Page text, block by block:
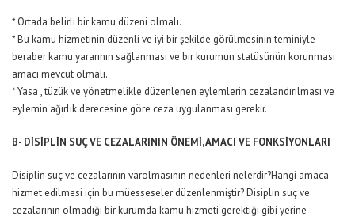
* Ortada belirli bir kamu düzeni olmalı.
* Bu kamu hizmetinin düzenli ve iyi bir şekilde görülmesinin teminiyle
beraber kamu yararının sağlanması ve bir kurumun statüsünün korunması
amacı mevcut olmalı.
* Yasa , tüzük ve yönetmelikle düzenlenen eylemlerin cezalandırılması ve
eylemin ağırlık derecesine göre ceza uygulanması gerekir.
B- DİSİPLİN SUÇ VE CEZALARININ ÖNEMİ, AMACI VE FONKSİYONLARI
Disiplin suç ve cezalarının varolmasının nedenleri nelerdir?Hangi amaca
hizmet edilmesi için bu müesseseler düzenlenmiştir? Disiplin suç ve
cezalarının olmadığı bir kurumda kamu hizmeti gerektiği gibi yerine